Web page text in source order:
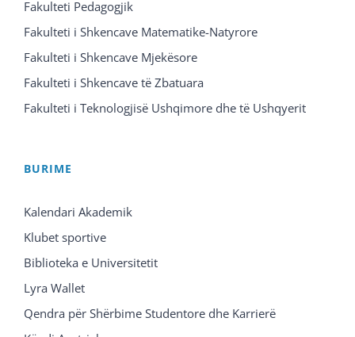
Fakulteti Pedagogjik
Fakulteti i Shkencave Matematike-Natyrore
Fakulteti i Shkencave Mjekësore
Fakulteti i Shkencave të Zbatuara
Fakulteti i Teknologjisë Ushqimore dhe të Ushqyerit
BURIME
Kalendari Akademik
Klubet sportive
Biblioteka e Universitetit
Lyra Wallet
Qendra për Shërbime Studentore dhe Karrierë